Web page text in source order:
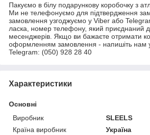
Пакуємо в білу подарункову коробочку з
Ми не телефонуємо для підтвердження
замовлення узгоджуємо у Viber або
ласка, номер телефону, який приєднаний
месенджерів. Якщо ви бажаєте отримати
оформленням замовлення - напишіть нам
Telegram: (050) 928 28 40
Характеристики
Основні
Виробник
SLEELS
Країна виробник
Україна